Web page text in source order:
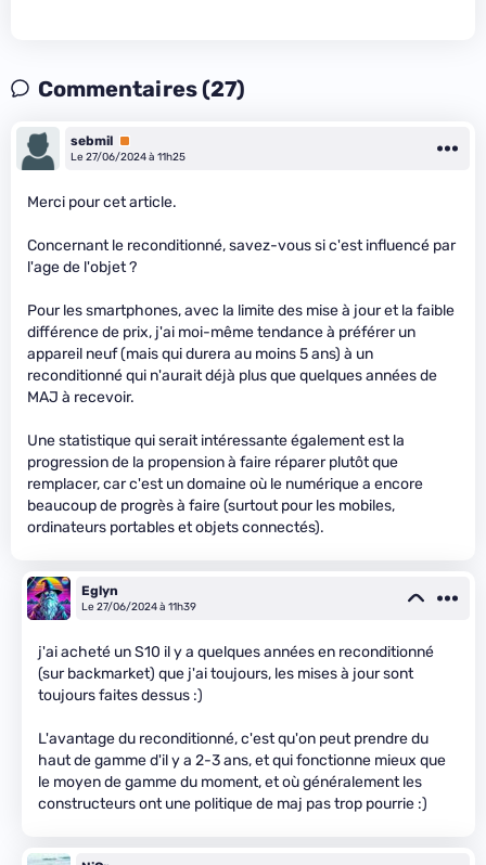
Commentaires (27)
sebmil Premium
Le 27/06/2024 à 11h25
Merci pour cet article.
Concernant le reconditionné, savez-vous si c'est influencé par
l'age de l'objet ?
Pour les smartphones, avec la limite des mise à jour et la faible
différence de prix, j'ai moi-même tendance à préférer un
appareil neuf (mais qui durera au moins 5 ans) à un
reconditionné qui n'aurait déjà plus que quelques années de
MAJ à recevoir.
Une statistique qui serait intéressante également est la
progression de la propension à faire réparer plutôt que
remplacer, car c'est un domaine où le numérique a encore
beaucoup de progrès à faire (surtout pour les mobiles,
ordinateurs portables et objets connectés).
Eglyn
Le 27/06/2024 à 11h39
j'ai acheté un S10 il y a quelques années en reconditionné
(sur backmarket) que j'ai toujours, les mises à jour sont
toujours faites dessus :)
L'avantage du reconditionné, c'est qu'on peut prendre du
haut de gamme d'il y a 2-3 ans, et qui fonctionne mieux que
le moyen de gamme du moment, et où généralement les
constructeurs ont une politique de maj pas trop pourrie :)